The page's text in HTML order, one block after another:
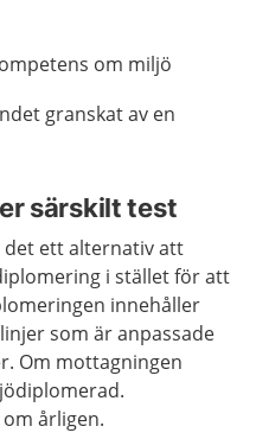
om miljö
granskat av en
särskilt test
ett alternativ att
i stället för att
innehåller
som är anpassade
Om mottagningen
årligen.